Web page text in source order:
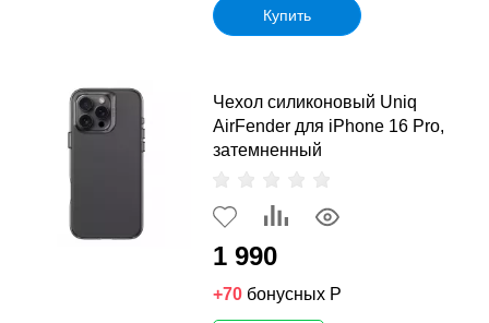
Купить
Чехол силиконовый Uniq
AirFender для iPhone 16 Pro,
затемненный
1 990
+70 бонусных Р